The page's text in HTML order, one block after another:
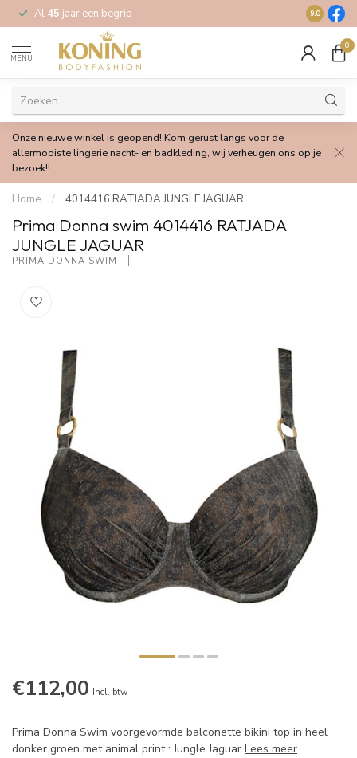
Al 45 jaar een begrip Gratis
9.0
MENU
0
Onze nieuwe winkel is geopend! Kom gerust langs voor de
allermooiste lingerie nacht- en badkleding, wij verheugen ons op je
bezoek!!
Home / 4014416 RATJADA JUNGLE JAGUAR
Prima Donna swim 4014416 RATJADA
JUNGLE JAGUAR
PRIMA DONNA SWIM
€112,00 Incl. btw
Prima Donna Swim voorgevormde balconette bikini top in heel
donker groen met animal print : Jungle Jaguar Lees meer.